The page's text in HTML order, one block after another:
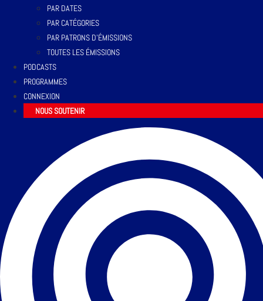
PAR DATES
PAR CATÉGORIES
PAR PATRONS D’ÉMISSIONS
TOUTES LES ÉMISSIONS
PODCASTS
PROGRAMMES
CONNEXION
NOUS SOUTENIR